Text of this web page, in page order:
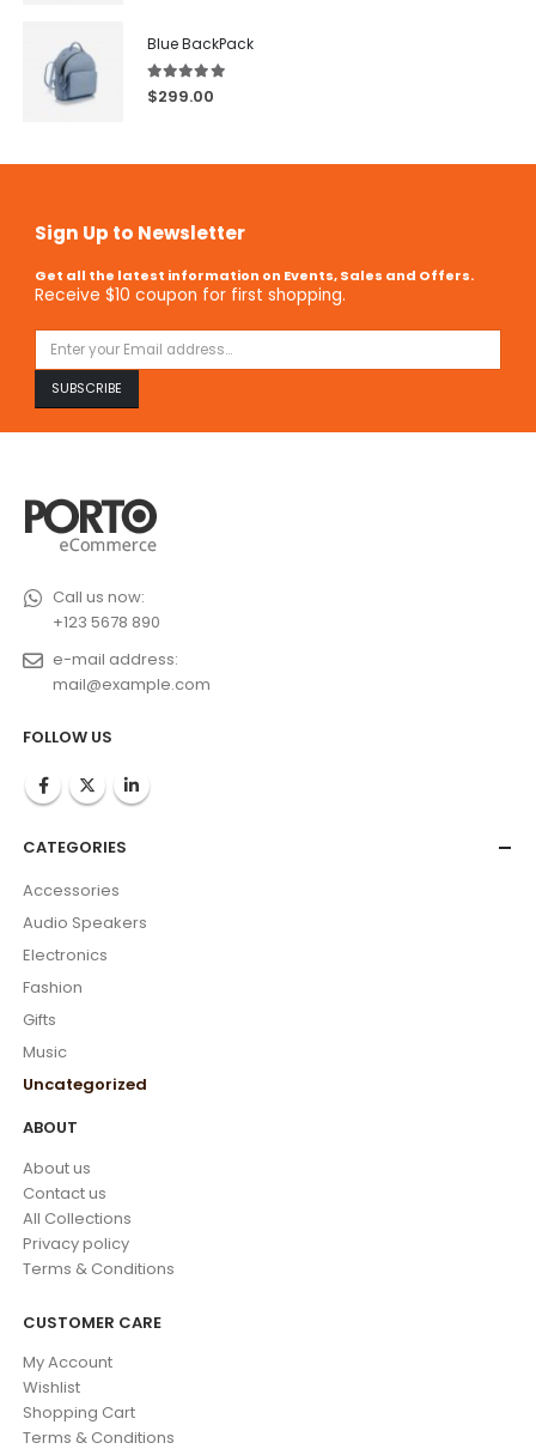
Blue BackPack
5.00out of 5
$299.00
Sign Up to Newsletter
Get all the latest information on Events, Sales and Offers.
Receive $10 coupon for first shopping.
Call us now:
+123 5678 890
e-mail address:
mail@example.com
FOLLOW US
CATEGORIES
Accessories
Audio Speakers
Electronics
Fashion
Gifts
Music
Uncategorized
ABOUT
About us
Contact us
All Collections
Privacy policy
Terms & Conditions
CUSTOMER CARE
My Account
Wishlist
Shopping Cart
Terms & Conditions